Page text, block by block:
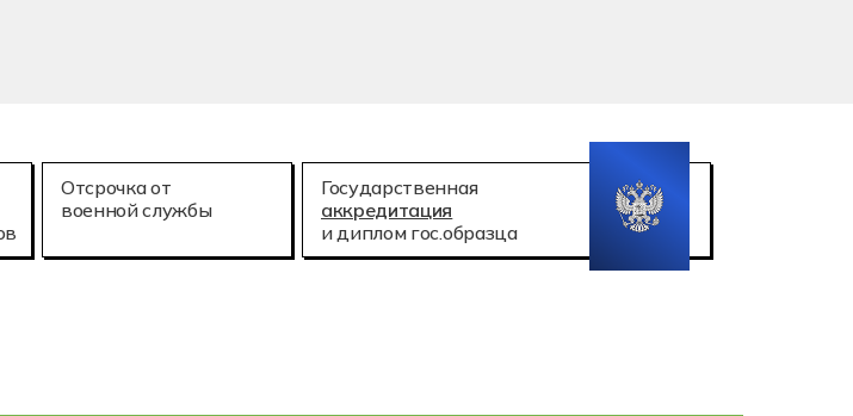
Государственная
аккредитация
и диплом гос.образца
Отсрочка от
военной службы